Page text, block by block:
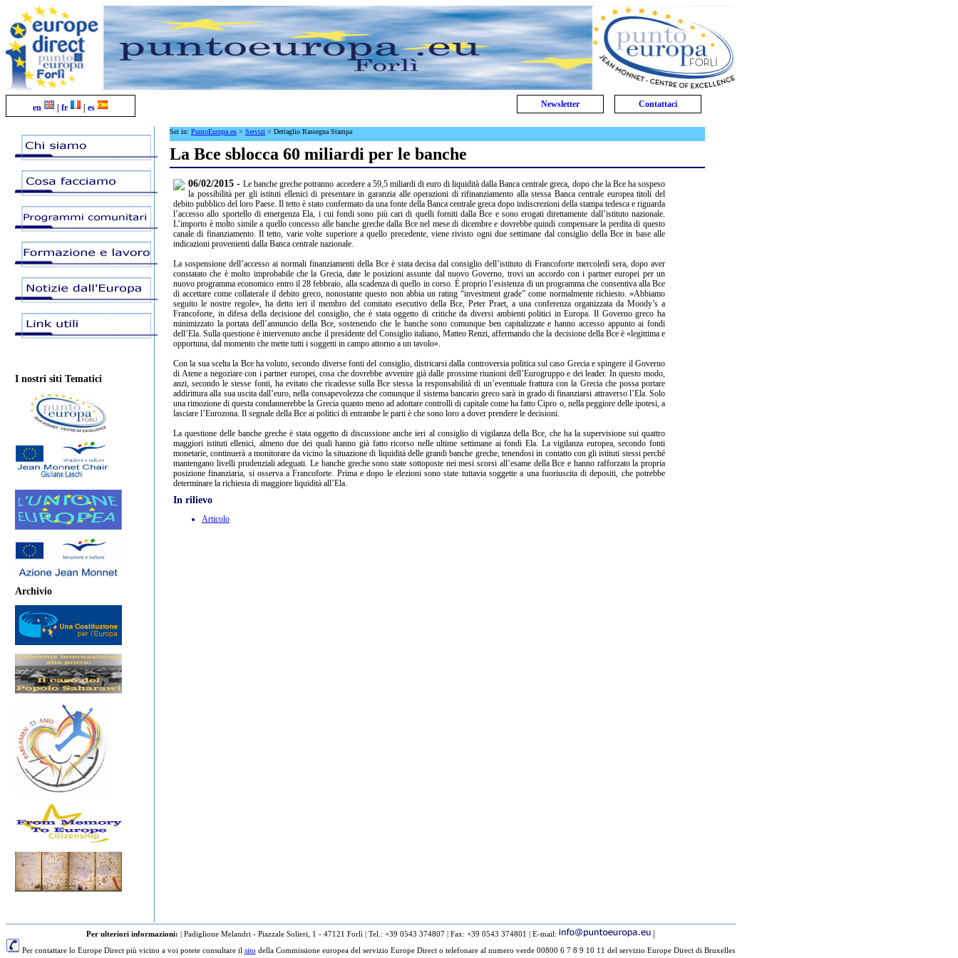
en | fr | es Newsletter Contattaci
I nostri siti Tematici
Archivio
Sei in: PuntoEuropa.eu > Servizi > Dettaglio Rassegna Stampa
La Bce sblocca 60 miliardi per le banche
06/02/2015 -Le banche greche potranno accedere a 59,5 miliardi di euro di liquidità dalla Banca centrale greca, dopo che la Bce ha sospeso
la possibilità per gli istituti ellenici di presentare in garanzia alle operazioni di rifinanziamento alla stessa Banca centrale europea titoli del
debito pubblico del loro Paese. Il tetto è stato confermato da una fonte della Banca centrale greca dopo indiscrezioni della stampa tedesca e riguarda
l’accesso allo sportello di emergenza Ela, i cui fondi sono più cari di quelli forniti dalla Bce e sono erogati direttamente dall’istituto nazionale.
L’importo è molto simile a quello concesso alle banche greche dalla Bce nel mese di dicembre e dovrebbe quindi compensare la perdita di questo
canale di finanziamento. Il tetto, varie volte superiore a quello precedente, viene rivisto ogni due settimane dal consiglio della Bce in base alle
indicazioni provenienti dalla Banca centrale nazionale.
La sospensione dell’accesso ai normali finanziamenti della Bce è stata decisa dal consiglio dell’istituto di Francoforte mercoledì sera, dopo aver
constatato che è molto improbabile che la Grecia, date le posizioni assunte dal nuovo Governo, trovi un accordo con i partner europei per un
nuovo programma economico entro il 28 febbraio, alla scadenza di quello in corso. È proprio l’esistenza di un programma che consentiva alla Bce
di accettare come collaterale il debito greco, nonostante questo non abbia un rating “investment grade” come normalmente richiesto. «Abbiamo
seguito le nostre regole», ha detto ieri il membro del comitato esecutivo della Bce, Peter Praet, a una conferenza organizzata da Moody’s a
Francoforte, in difesa della decisione del consiglio, che è stata oggetto di critiche da diversi ambienti politici in Europa. Il Governo greco ha
minimizzato la portata dell’annuncio della Bce, sostenendo che le banche sono comunque ben capitalizzate e hanno accesso appunto ai fondi
dell’Ela. Sulla questione è intervenuto anche il presidente del Consiglio italiano, Matteo Renzi, affermando che la decisione della Bce è «legittima e
opportuna, dal momento che mette tutti i soggetti in campo attorno a un tavolo».
Con la sua scelta la Bce ha voluto, secondo diverse fonti del consiglio, districarsi dalla controversia politica sul caso Grecia e spingere il Governo
di Atene a negoziare con i partner europei, cosa che dovrebbe avvenire già dalle prossime riunioni dell’Eurogruppo e dei leader. In questo modo,
anzi, secondo le stesse fonti, ha evitato che ricadesse sulla Bce stessa la responsabilità di un’eventuale frattura con la Grecia che possa portare
addirittura alla sua uscita dall’euro, nella consapevolezza che comunque il sistema bancario greco sarà in grado di finanziarsi attraverso l’Ela. Solo
una rimozione di questa condannerebbe la Grecia quanto meno ad adottare controlli di capitale come ha fatto Cipro o, nella peggiore delle ipotesi, a
lasciare l’Eurozona. Il segnale della Bce ai politici di entrambe le parti è che sono loro a dover prendere le decisioni.
La questione delle banche greche è stata oggetto di discussione anche ieri al consiglio di vigilanza della Bce, che ha la supervisione sui quattro
maggiori istituti ellenici, almeno due dei quali hanno già fatto ricorso nelle ultime settimane ai fondi Ela. La vigilanza europea, secondo fonti
monetarie, continuerà a monitorare da vicino la situazione di liquidità delle grandi banche greche, tenendosi in contatto con gli istituti stessi perché
mantengano livelli prudenziali adeguati. Le banche greche sono state sottoposte nei mesi scorsi all’esame della Bce e hanno rafforzato la propria
posizione finanziaria, si osserva a Francoforte. Prima e dopo le elezioni sono state tuttavia soggette a una fuoriuscita di depositi, che potrebbe
determinare la richiesta di maggiore liquidità all’Ela.
In rilievo
Articolo
Per ulteriori informazioni: | Padiglione Melandri - Piazzale Solieri, 1 - 47121 Forlì | Tel.: +39 0543 374807 | Fax: +39 0543 374801 | E-mail: |
Per contattare lo Europe Direct più vicino a voi potete consultare il sito della Commissione europea del servizio Europe Direct o telefonare al numero verde 00800 6 7 8 9 10 11 del servizio Europe Direct di Bruxelles